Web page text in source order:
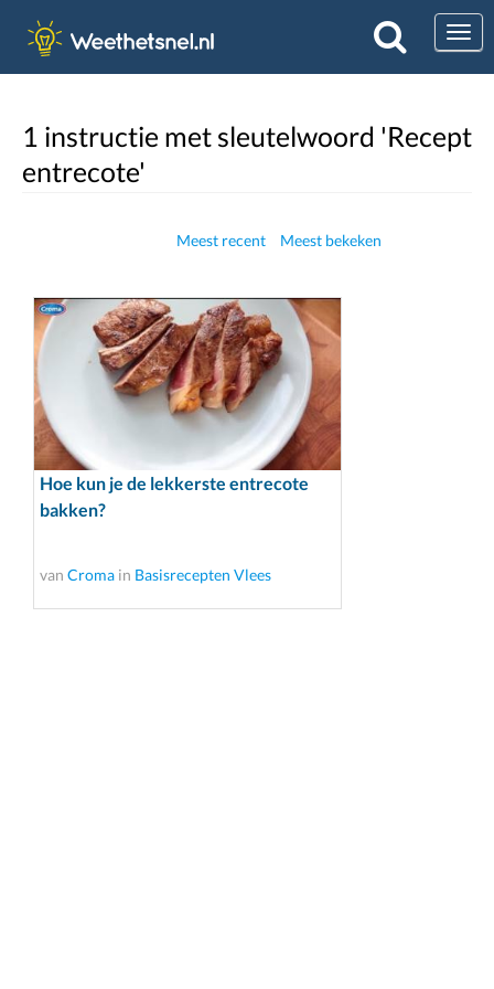
1 instructie met sleutelwoord 'Recept
entrecote'
Meest recent Meest bekeken
Hoe kun je de lekkerste entrecote
bakken?
van Croma in Basisrecepten Vlees